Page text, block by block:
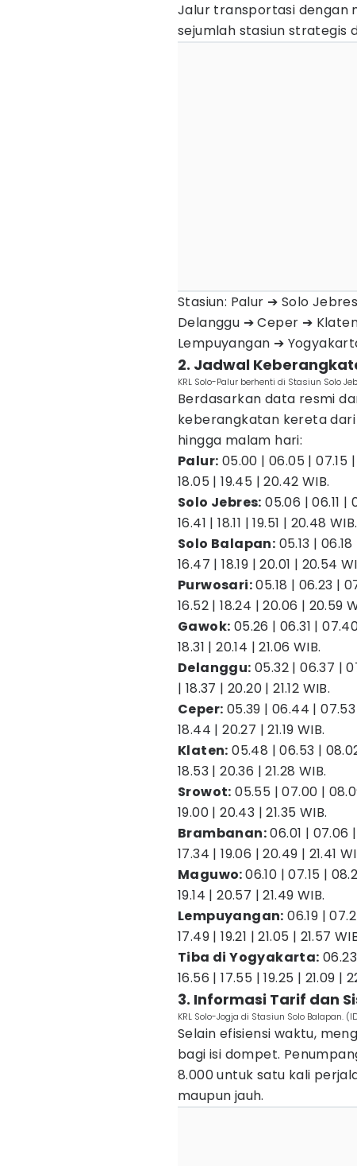
Jalur transportasi dengan
sejumlah stasiun strategis
Stasiun: Palur ➔ Solo
Delanggu ➔ Ceper ➔
Lempuyangan ➔
2. Jadwal
KRL Solo-Palur berhenti di Stasiun Solo
Berdasarkan data resmi
keberangkatan kereta
hingga malam hari:
Palur: 05.00 | 06.05 | 07.15 |
18.05 | 19.45 | 20.42 WIB.
Solo Jebres: 05.06 | 06.11 |
16.41 | 18.11 | 19.51 | 20.48 WIB.
Solo Balapan: 05.13 |
16.47 | 18.19 | 20.01 | 20.54
Purwosari:05.18 | 06.23 |
16.52 | 18.24 | 20.06 | 20.59
Gawok: 05.26 | 06.31 |
18.31 | 20.14 | 21.06 WIB.
Delanggu: 05.32 | 06.37 |
| 18.37 | 20.20 | 21.12 WIB.
Ceper: 05.39 | 06.44 | 07.53 |
18.44 | 20.27 | 21.19 WIB.
Klaten: 05.48 | 06.53 | 08.02
18.53 | 20.36 | 21.28 WIB.
Srowot: 05.55 | 07.00 |
19.00 | 20.43 | 21.35 WIB.
Brambanan:06.01 | 07.06 |
17.34 | 19.06 | 20.49 | 21.41
Maguwo:06.10 | 07.15 |
19.14 | 20.57 | 21.49 WIB.
Lempuyangan: 06.19 |
17.49 | 19.21 | 21.05 | 21.57
Tiba di Yogyakarta:
16.56 | 17.55 | 19.25 | 21.09 |
3. Informasi Tarif dan
KRL Solo-Jogja di Stasiun Solo Balapan.
Selain efisiensi waktu,
bagi isi dompet.
8.000 untuk satu kali
maupun jauh.